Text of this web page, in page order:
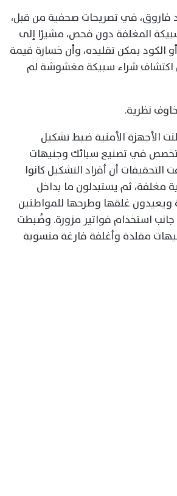
فاروق، في تصريحات صحفية من قبل،
المغلفة دون فحص، مشيرًا إلى
الكود يمكن تقليده، وأن خسارة قيمة
اكتشاف شراء سبيكة مغشوشة لم
نظرية.
2026، أعلنت الأجهزة الأمنية ضبط تشكيل
في تصنيع سبائك وجنيهات
أن أفراد التشكيل كانوا
مغلفة، ثم يستبدلون ما بداخل
ويعيدون غلقها وطرحها للمواطنين
جانب استخدام فواتير مزورة. وضُبطت
مقلدة وأغلفة فارغة منسوبة